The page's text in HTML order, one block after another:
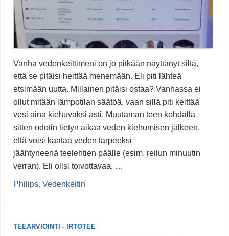
Vanha vedenkeittimeni on jo pitkään näyttänyt siltä,
että se pitäisi heittää menemään. Eli piti lähteä
etsimään uutta. Millainen pitäisi ostaa? Vanhassa ei
ollut mitään lämpotilan säätöä, vaan sillä piti keittää
vesi aina kiehuvaksi asti. Muutaman teen kohdalla
sitten odotin tietyn aikaa veden kiehumisen jälkeen,
että voisi kaataa veden tarpeeksi
jäähtyneenä teelehtien päälle (esim. reilun minuutin
verran). Eli olisi toivottavaa, …
Philips, Vedenkeitin
TEEARVIOINTI - IRTOTEE